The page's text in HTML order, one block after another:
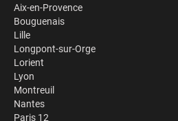
Aix-en-Provence
Bouguenais
Lille
Longpont-sur-Orge
Lorient
Lyon
Montreuil
Nantes
Paris 12